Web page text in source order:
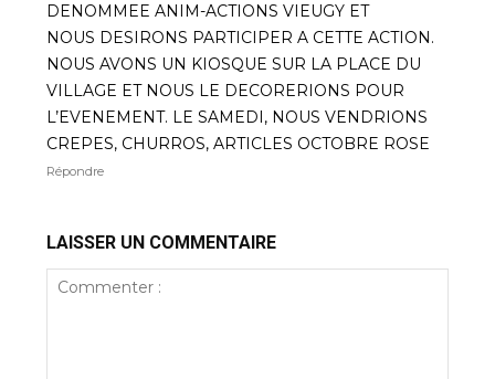
DENOMMEE ANIM-ACTIONS VIEUGY ET
NOUS DESIRONS PARTICIPER A CETTE ACTION.
NOUS AVONS UN KIOSQUE SUR LA PLACE DU
VILLAGE ET NOUS LE DECORERIONS POUR
L’EVENEMENT. LE SAMEDI, NOUS VENDRIONS
CREPES, CHURROS, ARTICLES OCTOBRE ROSE
Répondre
LAISSER UN COMMENTAIRE